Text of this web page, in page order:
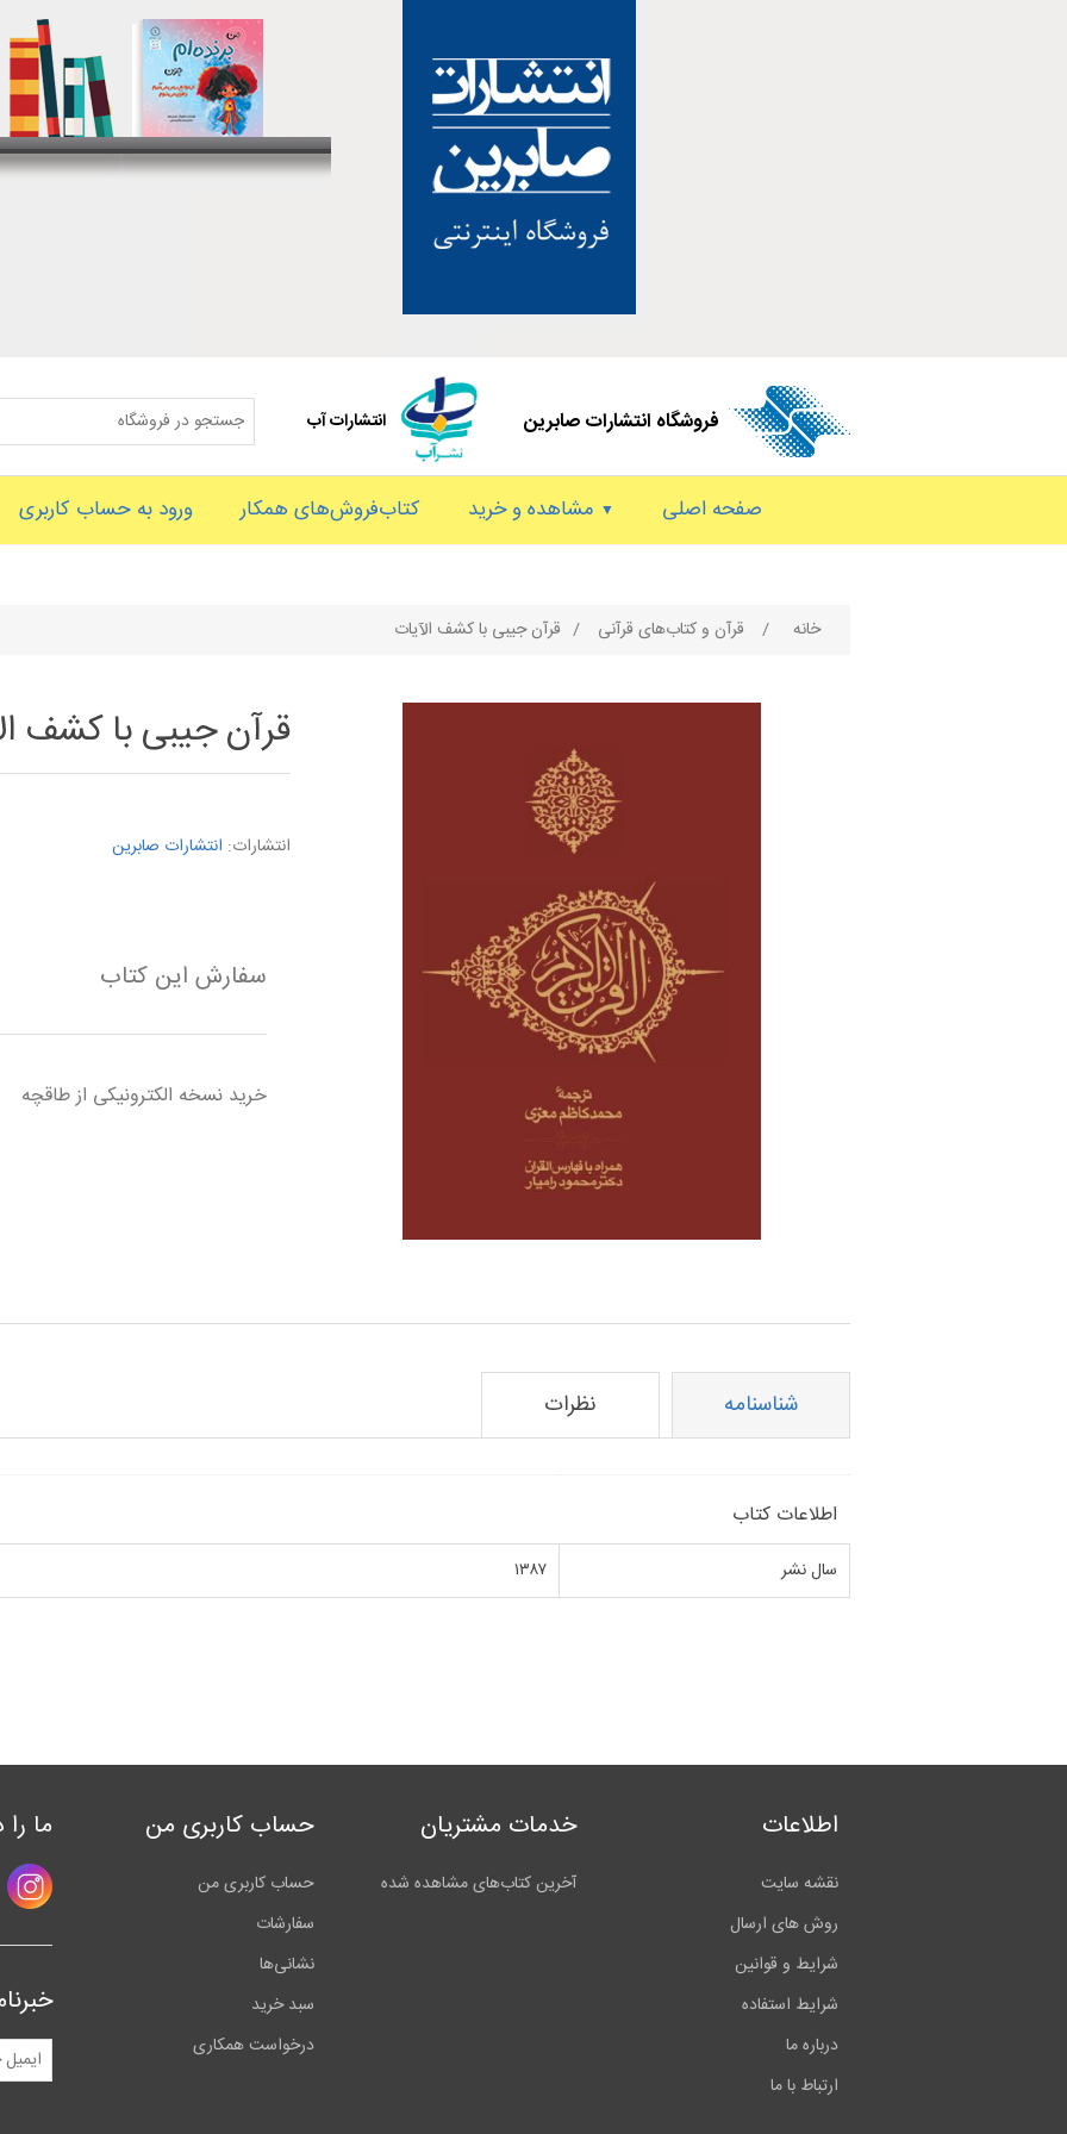
فروشگاه انتشارات صابرین انتشارات آب
صفحه اصلی مشاهده و خرید کتاب‌فروش‌های همکار ورود به حساب کاربری
خانه / قرآن و کتاب‌های قرآنی / قرآن جیبی با کشف الآیات
قرآن جیبی با کشف
انتشارات: انتشارات صابرین
سفارش این کتاب
خرید نسخه الکترونیکی از طاقچه
شناسنامه نظرات
نام ویژگی مقدار ویژگی
اطلاعات کتاب
سال نشر ۱۳۸۷
اطلاعات
نقشه سایت
روش های ارسال
شرایط و قوانین
شرایط استفاده
درباره ما
ارتباط با ما
خدمات مشتریان
آخرین کتاب‌های مشاهده شده
حساب کاربری من
حساب کاربری من
سفارشات
نشانی‌ها
سبد خرید
درخواست همکاری
ما